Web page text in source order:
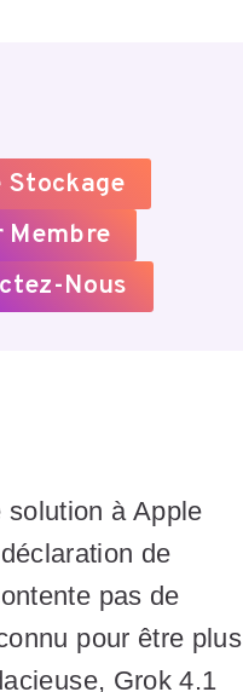
Membre
Nous
solution à Apple
de
pas de
pour être plus
Grok 4.1